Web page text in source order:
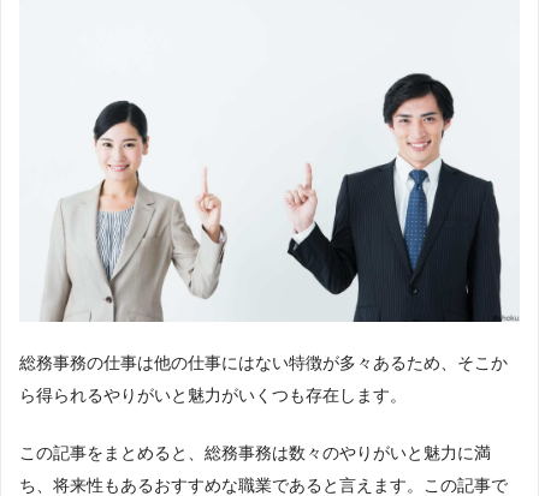
総務事務の仕事は他の仕事にはない特徴が多々あるため、そこか
ら得られるやりがいと魅力がいくつも存在します。
この記事をまとめると、総務事務は数々のやりがいと魅力に満
ち、将来性もあるおすすめな職業であると言えます。この記事で